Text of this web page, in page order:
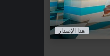
هذا الإصدار